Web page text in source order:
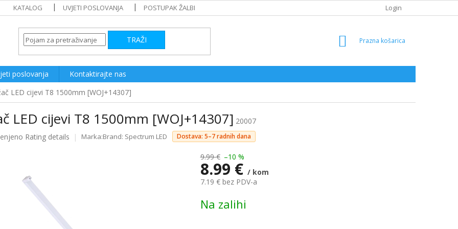
KATALOG UVJETI POSLOVANJA POSTUPAK ŽALBI Login
TRAŽI
SHOPPING
poslovanja
Kontaktirajte nas
LED cijevi T8 1500mm [WOJ+14307]
LED cijevi T8 1500mm [WOJ+14307] 20007
Rating details Brand: Spectrum LED Dostava: 5–7 radnih dana
9.99 € –10 %
8.99 € / kom
7.19 € bez PDV-a
price:
Na zalihi